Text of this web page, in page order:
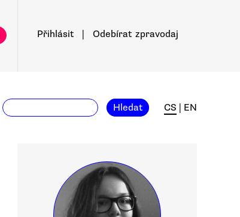
Přihlásit Odebírat zpravodaj
Hledat CS EN